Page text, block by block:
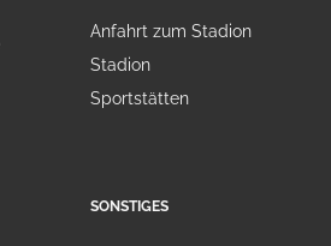
Anfahrt zum Stadion
Stadion
Sportstätten
SONSTIGES